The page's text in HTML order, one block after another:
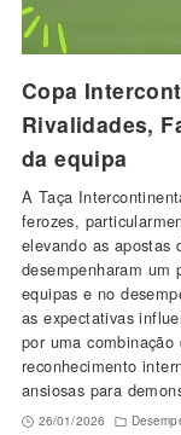
Copa
Rivalidades,
da equipa
A Taça
ferozes,
elevando as apostas
desempenharam um
equipas e no
as expectativas
por uma
reconhecimento
ansiosas para
26/01/2026